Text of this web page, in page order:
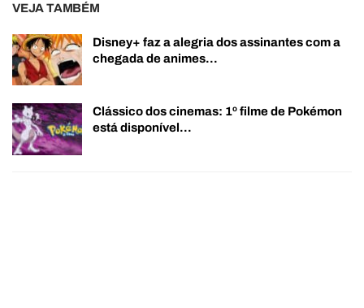
VEJA TAMBÉM
Disney+ faz a alegria dos assinantes com a
chegada de animes…
Clássico dos cinemas: 1º filme de Pokémon
está disponível…